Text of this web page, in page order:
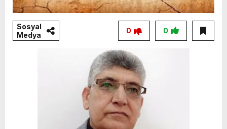
Sosyal
Medya
0
0